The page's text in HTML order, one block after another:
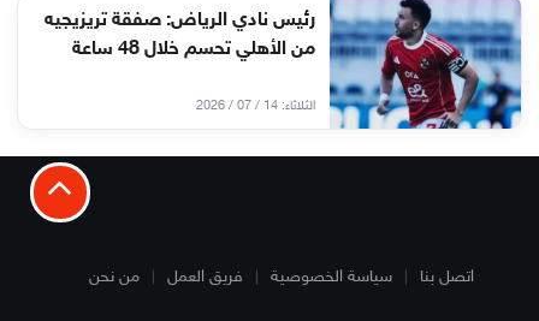
رئيس نادي الرياض: صفقة تريزيجيه
من الأهلي تحسم خلال 48 ساعة
الثلاثاء: 14 / 07 / 2026
اتصل بنا سياسة الخصوصية فريق العمل من نحن